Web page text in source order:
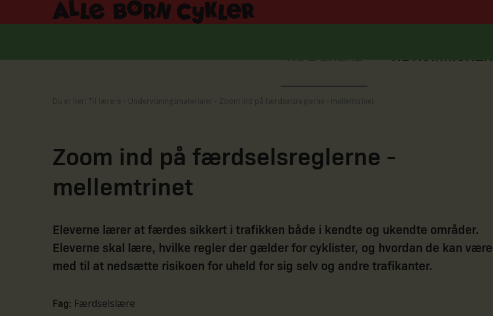
TIL LÆRERE TIL KOMMUNER
Du er her: Til lærere Undervisningsmaterialer Zoom ind på færdselsreglerne - mellemtrinet
Zoom ind på færdselsreglerne -
mellemtrinet
Eleverne lærer at færdes sikkert i trafikken både i kendte og ukendte områder.
Eleverne skal lære, hvilke regler der gælder for cyklister, og hvordan de kan være
med til at nedsætte risikoen for uheld for sig selv og andre trafikanter.
Fag: Færdselslære